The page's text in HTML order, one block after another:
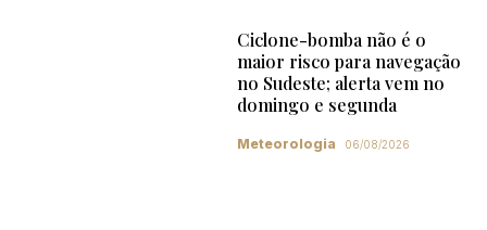
Ciclone-bomba não é o
maior risco para navegação
no Sudeste; alerta vem no
domingo e segunda
Meteorologia 06/08/2026